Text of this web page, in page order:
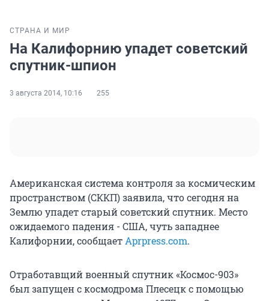
СТРАНА И МИР
На Калифорнию упадет советский
спутник-шпион
3 августа 2014, 10:16 255
Американская система контроля за космическим
пространством (СККП) заявила, что сегодня на
Землю упадет старый советский спутник. Место
ожидаемого падения - США, чуть западнее
Калифорнии, сообщает Aprpress.com.
Отработавщий военный спутник «Космос-903»
был запущен с космодрома Плесецк с помощью